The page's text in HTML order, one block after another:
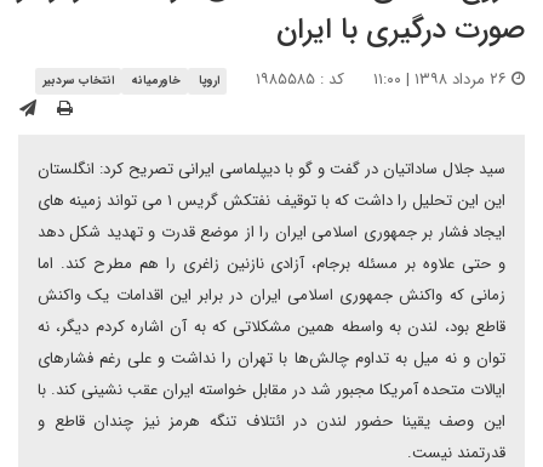
صورت درگیری با ایران
کد : ۱۹۸۵۵۸۵ اروپا خاورمیانه انتخاب سردبیر
سید جلال ساداتیان در گفت و گو با دیپلماسی ایرانی تصریح کرد: انگلستان
این این تحلیل را داشت که با توقیف نفتکش گریس ۱ می تواند زمینه های
ایجاد فشار بر جمهوری اسلامی ایران را از موضع قدرت و تهدید شکل دهد
و حتی علاوه بر مسئله برجام، آزادی نازنین زاغری را هم مطرح کند. اما
زمانی که واکنش جمهوری اسلامی ایران در برابر این اقدامات یک واکنش
قاطع بود، لندن به واسطه همین مشکلاتی که به آن اشاره کردم دیگر، نه
توان و نه میل به تداوم چالش‌ها با تهران را نداشت و علی رغم فشارهای
ایالات متحده آمریکا مجبور شد در مقابل خواسته ایران عقب نشینی کند. با
این وصف یقینا حضور لندن در ائتلاف تنگه هرمز نیز چندان قاطع و
قدرتمند نیست.